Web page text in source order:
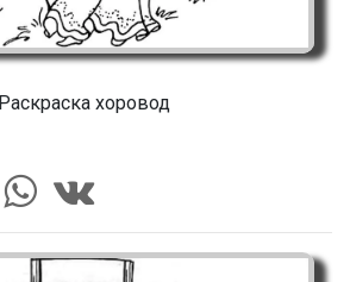
Раскраска хоровод